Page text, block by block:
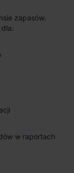
zapasów.
w raportach